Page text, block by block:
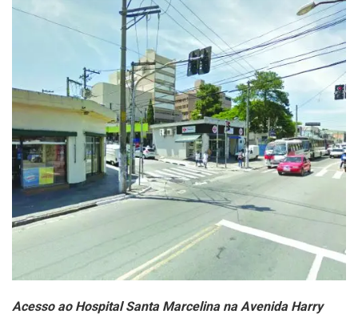
Acesso ao Hospital Santa Marcelina na Avenida Harry